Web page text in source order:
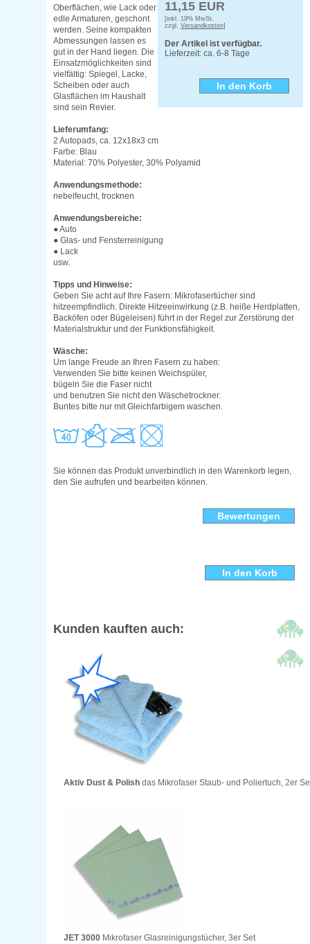
11,15 EUR
[inkl. 19% MwSt.
zzgl. Versandkosten]
Der Artikel ist verfügbar.
Lieferzeit: ca. 6-8 Tage
Oberflächen, wie Lack oder
edle Armaturen, geschont
werden. Seine kompakten
Abmessungen lassen es
gut in der Hand liegen. Die
Einsatzmöglichkeiten sind
vielfältig: Spiegel, Lacke,
Scheiben oder auch
Glasflächen im Haushalt
sind sein Revier.
Lieferumfang:
2 Autopads, ca. 12x18x3 cm
Farbe: Blau
Material: 70% Polyester, 30% Polyamid
Anwendungsmethode:
nebelfeucht, trocknen
Anwendungsbereiche:
● Auto
● Glas- und Fensterreinigung
● Lack
usw.
Tipps und Hinweise:
Geben Sie acht auf Ihre Fasern: Mikrofasertücher sind
hitzeempfindlich. Direkte Hitzeeinwirkung (z.B. heiße Herdplatten,
Backöfen oder Bügeleisen) führt in der Regel zur Zerstörung der
Materialstruktur und der Funktionsfähigkeit.
Wäsche:
Um lange Freude an Ihren Fasern zu haben:
Verwenden Sie bitte keinen Weichspüler,
bügeln Sie die Faser nicht
und benutzen Sie nicht den Wäschetrockner.
Buntes bitte nur mit Gleichfarbigem waschen.
Sie können das Produkt unverbindlich in den Warenkorb legen,
den Sie aufrufen und bearbeiten können.
Bewertungen
Kunden kauften auch:
Aktiv Dust & Polish das Mikrofaser Staub- und Poliertuch, 2er
JET 3000 Mikrofaser Glasreinigungstücher, 3er Set